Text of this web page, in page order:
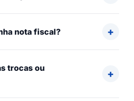
nota fiscal?
trocas ou